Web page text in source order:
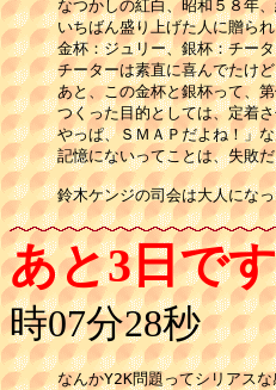
なつかしの紅白、昭和５８年
いちばん盛り上げた人に贈ら
金杯：ジュリー、銀杯：チー
チーターは素直に喜んでたけ
あと、この金杯と銀杯って、
つくった目的としては、定着
やっぱ、ＳＭＡＰだよね！」
記憶にないってことは、失敗
鈴木ケンジの司会は大人にな
あと3日で
時07分28秒
なんかY2K問題ってシリアス